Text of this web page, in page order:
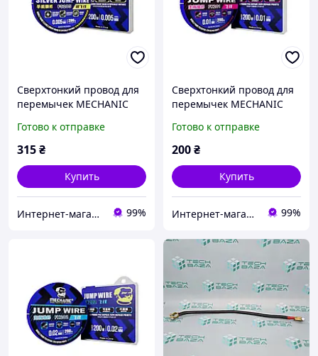
Сверхтонкий провод для
перемычек MECHANIC
серебром
Готово к отправке
315₴
Купить
Интернет-магазин "RADIOMIR" 99%
Сверхтонкий провод для
перемычек MECHANIC
Готово к отправке
200₴
Купить
Интернет-магазин "RADIOMIR" 99%